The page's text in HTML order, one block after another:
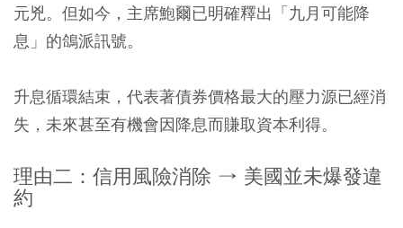
元兇。但如今，主席鮑爾已明確釋出「九月可能降
息」的鴿派訊號。
升息循環結束，代表著債券價格最大的壓力源已經消
失，未來甚至有機會因降息而賺取資本利得。
理由二：信用風險消除 → 美國並未爆發違
約